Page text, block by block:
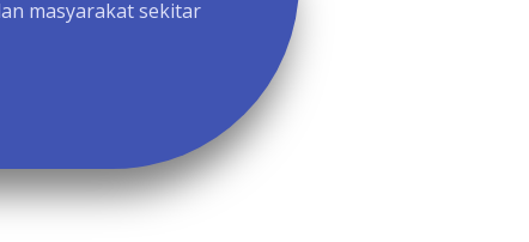
masyarakat sekitar